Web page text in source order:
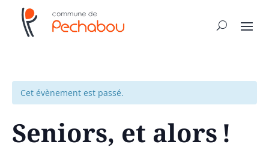
Cet évènement est passé.
Seniors, et alors !